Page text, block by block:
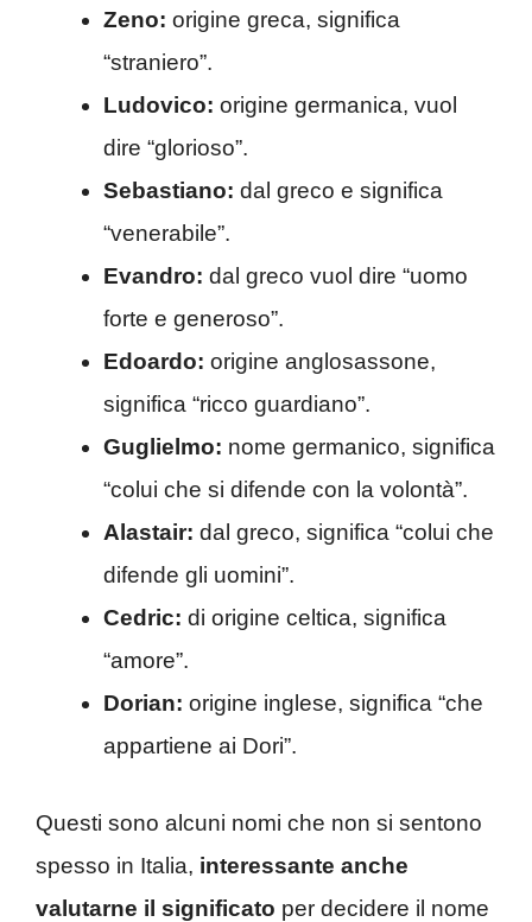
Zeno: origine greca, significa
“straniero”.
Ludovico: origine germanica, vuol
dire “glorioso”.
Sebastiano: dal greco e significa
“venerabile”.
Evandro: dal greco vuol dire “uomo
forte e generoso”.
Edoardo: origine anglosassone,
significa “ricco guardiano”.
Guglielmo: nome germanico, significa
“colui che si difende con la volontà”.
Alastair: dal greco, significa “colui che
difende gli uomini”.
Cedric: di origine celtica, significa
“amore”.
Dorian: origine inglese, significa “che
appartiene ai Dori”.
Questi sono alcuni nomi che non si sentono
spesso in Italia, interessante anche
valutarne il significato per decidere il nome